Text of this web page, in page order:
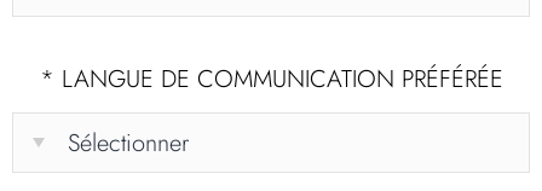
* LANGUE DE COMMUNICATION PRÉFÉRÉE